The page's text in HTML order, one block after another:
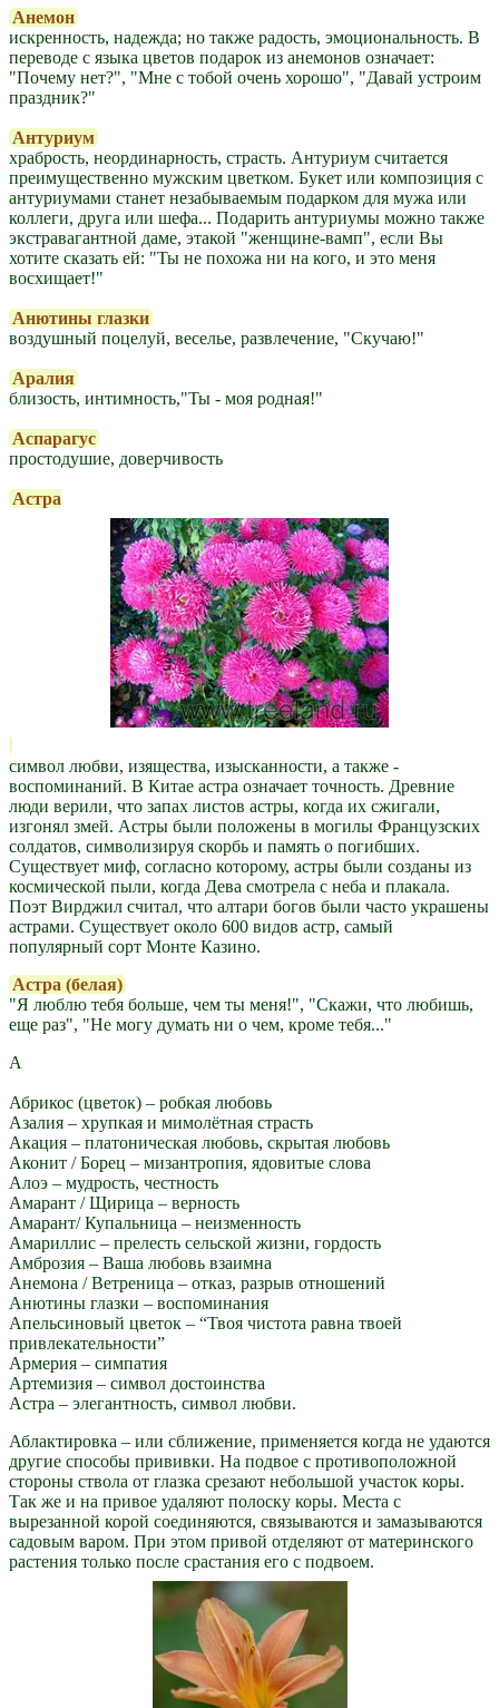
Анемон
искренность, надежда; но также радость, эмоциональность. В
переводе с языка цветов подарок из анемонов означает:
"Почему нет?", "Мне с тобой очень хорошо", "Давай устроим
праздник?"
Антуриум
храбрость, неординарность, страсть. Антуриум считается
преимущественно мужским цветком. Букет или композиция с
антуриумами станет незабываемым подарком для мужа или
коллеги, друга или шефа... Подарить антуриумы можно также
экстравагантной даме, этакой "женщине-вамп", если Вы
хотите сказать ей: "Ты не похожа ни на кого, и это меня
восхищает!"
Анютины глазки
воздушный поцелуй, веселье, развлечение, "Скучаю!"
Аралия
близость, интимность,"Ты - моя родная!"
Аспарагус
простодушие, доверчивость
Астра
cимвол любви, изящества, изысканности, а также -
воспоминаний. В Китае астра означает точность. Древние
люди верили, что запах листов астры, когда их сжигали,
изгонял змей. Астры были положены в могилы Французских
солдатов, символизируя скорбь и память о погибших.
Существует миф, согласно которому, астры были созданы из
космической пыли, когда Дева смотрела с неба и плакала.
Поэт Вирджил считал, что алтари богов были часто украшены
астрами. Существует около 600 видов астр, самый
популярный сорт Монте Казино.
Астра (белая)
"Я люблю тебя больше, чем ты меня!", "Скажи, что любишь,
еще раз", "Не могу думать ни о чем, кроме тебя..."
A
Абрикос (цветок) – робкая любовь
Азалия – хрупкая и мимолётная страсть
Акация – платоническая любовь, скрытая любовь
Аконит / Борец – мизантропия, ядовитые слова
Алоэ – мудрость, честность
Амарант / Щирица – верность
Амарант/ Купальница – неизменность
Амариллис – прелесть сельской жизни, гордость
Амброзия – Ваша любовь взаимна
Анемона / Ветреница – отказ, разрыв отношений
Анютины глазки – воспоминания
Апельсиновый цветок – “Твоя чистота равна твоей
привлекательности”
Армерия – симпатия
Артемизия – символ достоинства
Астра – элегантность, символ любви.
Аблактировка – или сближение, применяется когда не удаются
другие способы прививки. На подвое с противоположной
стороны ствола от глазка срезают небольшой участок коры.
Так же и на привое удаляют полоску коры. Места с
вырезанной корой соединяются, связываются и замазываются
садовым варом. При этом привой отделяют от материнского
растения только после срастания его с подвоем.